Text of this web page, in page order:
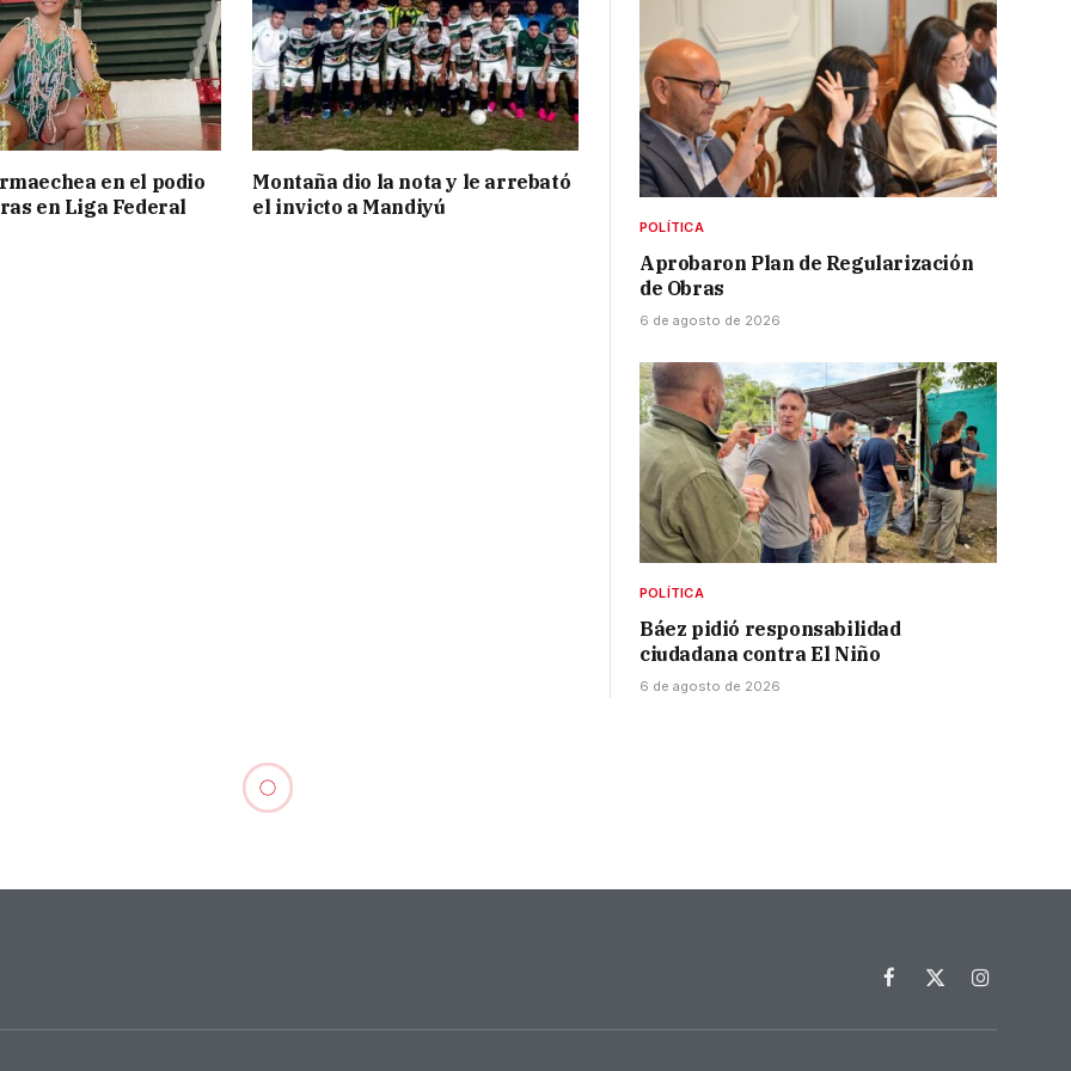
en el podio
en Liga Federal
Montaña dio la nota y le arrebató
el invicto a Mandiyú
POLÍTICA
Aprobaron Plan de Regularización
de Obras
6 de agosto de 2026
POLÍTICA
Báez pidió responsabilidad
ciudadana contra El Niño
6 de agosto de 2026
Facebook
X
Instagram